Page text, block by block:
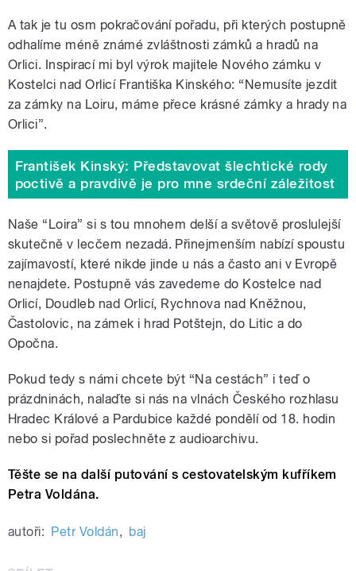
A tak je tu osm pokračování pořadu, při kterých postupně
odhalíme méně známé zvláštnosti zámků a hradů na
Orlici. Inspirací mi byl výrok majitele Nového zámku v
Kostelci nad Orlicí Františka Kinského: “Nemusíte jezdit
za zámky na Loiru, máme přece krásné zámky a hrady na
Orlici”.
František Kinský: Představovat šlechtické rody
poctivě a pravdivě je pro mne srdeční záležitost
Naše “Loira” si s tou mnohem delší a světově proslulejší
skutečně v lecčem nezadá. Přinejmenším nabízí spoustu
zajímavostí, které nikde jinde u nás a často ani v Evropě
nenajdete. Postupně vás zavedeme do Kostelce nad
Orlicí, Doudleb nad Orlicí, Rychnova nad Kněžnou,
Častolovic, na zámek i hrad Potštejn, do Litic a do
Opočna.
Pokud tedy s námi chcete být “Na cestách” i teď o
prázdninách, nalaďte si nás na vlnách Českého rozhlasu
Hradec Králové a Pardubice každé pondělí od 18. hodin
nebo si pořad poslechněte z audioarchivu.
Těšte se na další putování s cestovatelským kufříkem
Petra Voldána.
autoři: Petr Voldán, baj